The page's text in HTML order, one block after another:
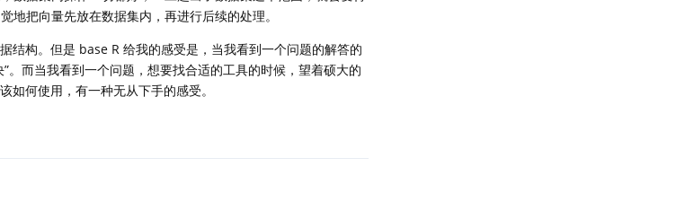
地把向量先放在数据集内，再进行后续的处理。
结构。但是 base R 给我的感受是，当我看到一个问题的解答的
。而当我看到一个问题，想要找合适的工具的时候，望着硕大的
如何使用，有一种无从下手的感受。